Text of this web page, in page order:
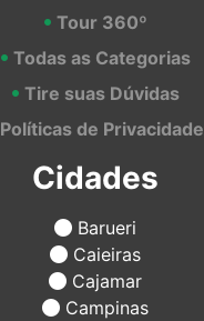
Tour 360º
Todas as Categorias
Tire suas Dúvidas
Políticas de Privacidade
Cidades
Barueri
Caieiras
Cajamar
Campinas